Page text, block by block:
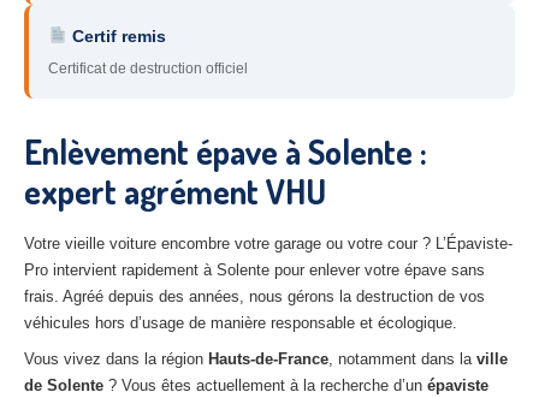
51 – Marne
– Eure-et-Loir
27 – Eure
– Aube
02 – Aisne
Tousles secteurs
CENTREVHU AGRÉE
Certif remis
Certificat de destruction officiel
Enlèvement épave à Solente :
expert agrément VHU
Votre vieille voiture encombre votre garage ou votre cour ? L’Épaviste-
Pro intervient rapidement à Solente pour enlever votre épave sans
frais. Agréé depuis des années, nous gérons la destruction de vos
véhicules hors d’usage de manière responsable et écologique.
Vous vivez dans la région Hauts-de-France, notamment dans la ville
de Solente ? Vous êtes actuellement à la recherche d’un épaviste